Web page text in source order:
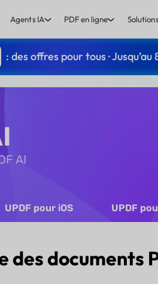
Agents IA PDF en ligne Solutions
: des offres pour tous ·
AI
UPDF pour iOS UPDF
documents